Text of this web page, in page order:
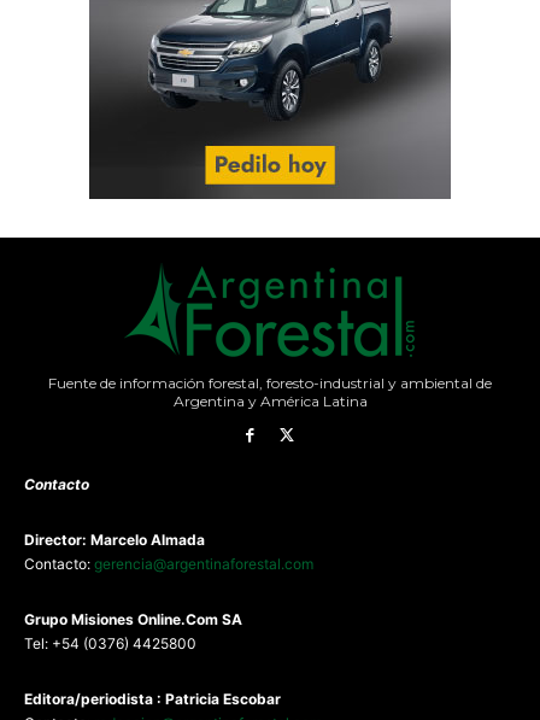
Fuente de información forestal, foresto-industrial y ambiental de
Argentina y América Latina
Contacto
Director: Marcelo Almada
Contacto: gerencia@argentinaforestal.com
Grupo Misiones Online.Com SA
Tel: +54 (0376) 4425800
Editora/periodista : Patricia Escobar